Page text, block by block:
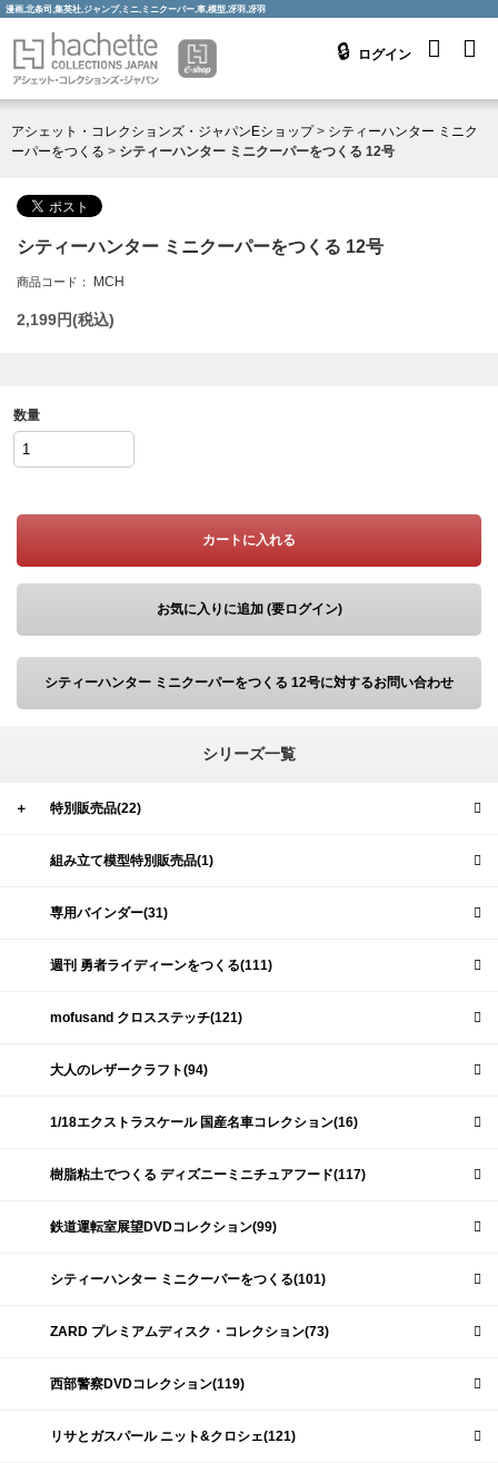
漫画,北条司,集英社,ジャンプ,ミニ,ミニクーパー,車,模型,冴羽,冴羽
ログイン
アシェット・コレクションズ・ジャパンEショップ> シティーハンター ミニク
ーパーをつくる > シティーハンター ミニクーパーをつくる 12号
シティーハンター ミニクーパーをつくる 12号
商品コード： MCH
2,199円(税込)
数量
カートに入れる
お気に入りに追加 (要ログイン)
シティーハンター ミニクーパーをつくる 12号に対するお問い合わせ
シリーズ一覧
＋ 特別販売品(22)
組み立て模型特別販売品(1)
専用バインダー(31)
週刊 勇者ライディーンをつくる(111)
mofusand クロスステッチ(121)
大人のレザークラフト(94)
1/18エクストラスケール 国産名車コレクション(16)
樹脂粘土でつくる ディズニーミニチュアフード(117)
鉄道運転室展望DVDコレクション(99)
シティーハンター ミニクーパーをつくる(101)
ZARD プレミアムディスク・コレクション(73)
西部警察DVDコレクション(119)
リサとガスパール ニット&クロシェ(121)